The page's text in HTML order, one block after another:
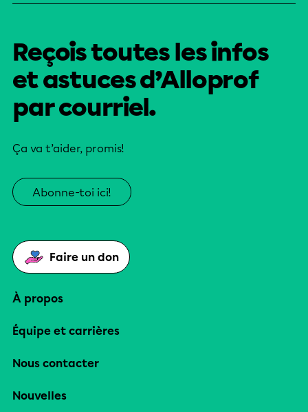
Reçois toutes les infos
et astuces d’Alloprof
par courriel.
Ça va t’aider, promis!
Abonne-toi ici!
Faire un don
À propos
Équipe et carrières
Nous contacter
Nouvelles